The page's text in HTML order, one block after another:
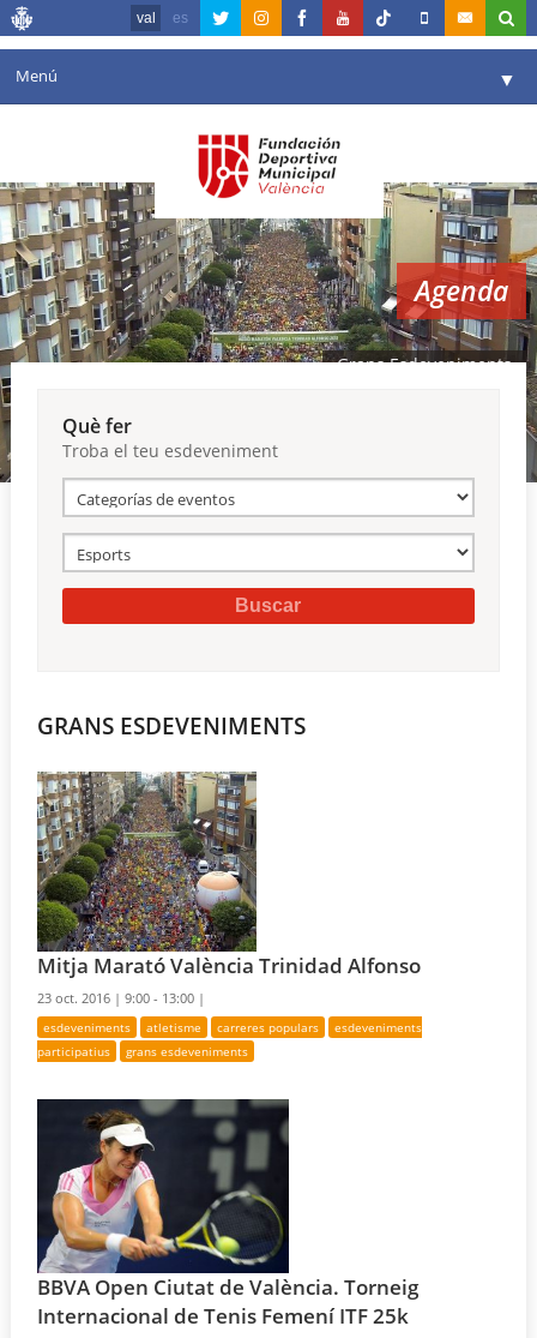
val es
Menú ▼
Agenda
Instal·lacions ▼
Comunicació ▼
València en esport ▼
Reserves
Agenda
Grans Esdeveniments
Què fer
Troba el teu esdeveniment
GRANS ESDEVENIMENTS
Mitja Marató València Trinidad Alfonso
23 oct. 2016 |9:00 - 13:00 |
esdeveniments atletisme carreres populars
esdeveniments
participatius
grans esdeveniments
BBVA Open Ciutat de València. Torneig
Internacional de Tenis Femení ITF 25k